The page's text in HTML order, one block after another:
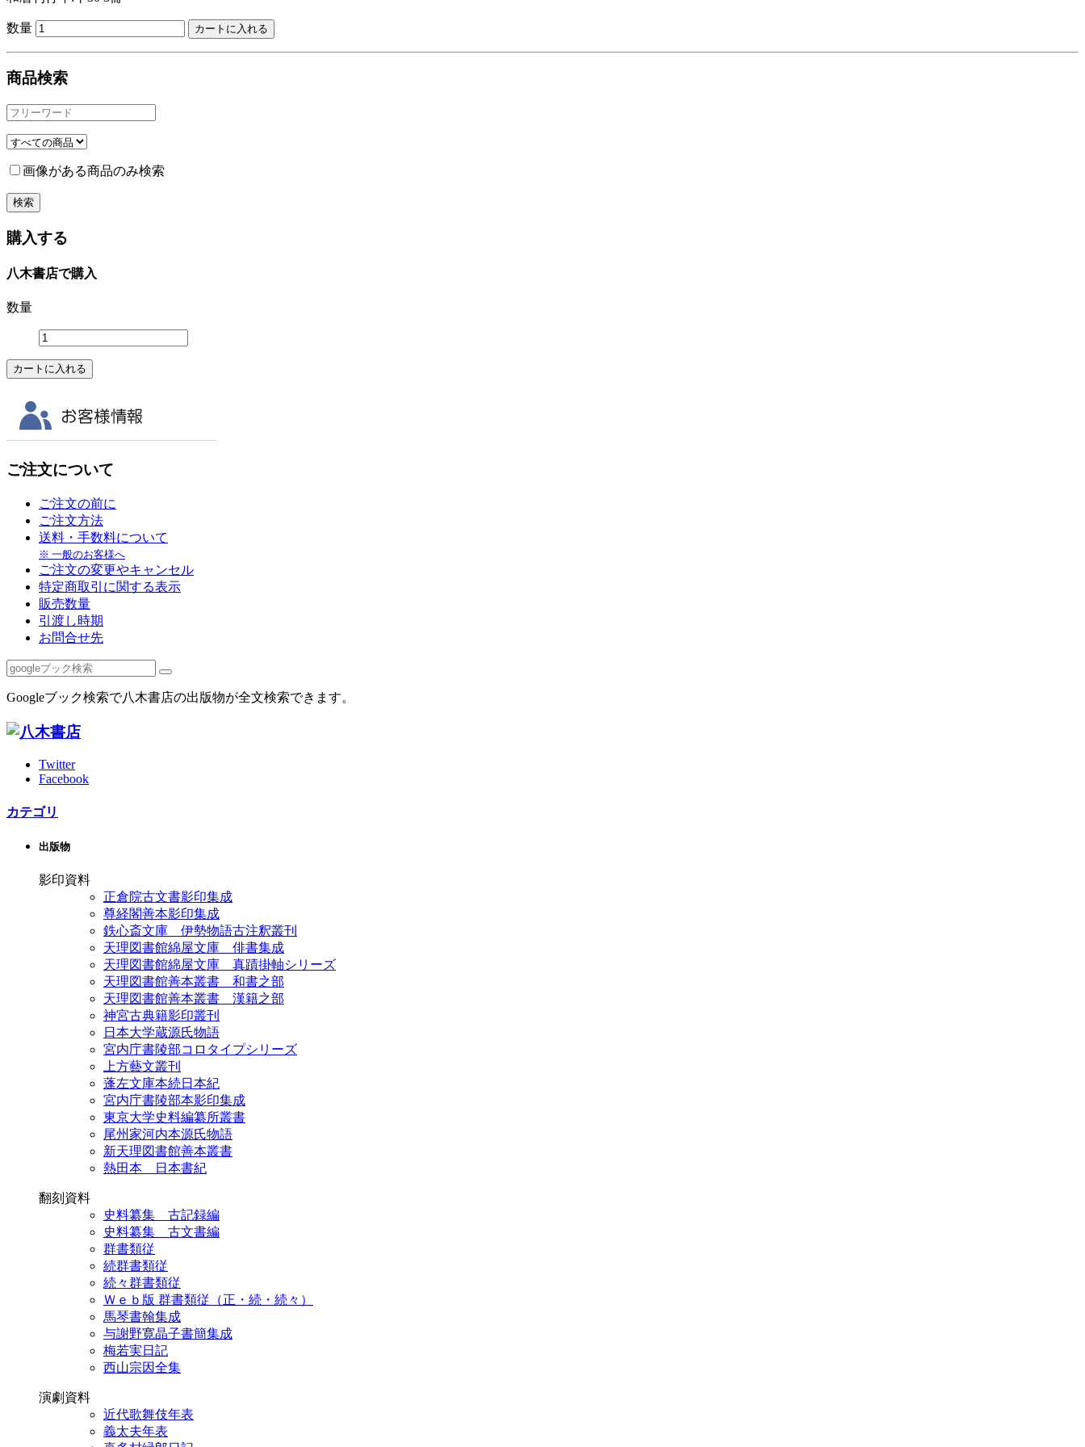
数量
商品検索
画像がある商品のみ検索
購入する
八木書店で購入
数量
ご注文について
ご注文の前に
ご注文方法
送料・手数料について
※ 一般のお客様へ
ご注文の変更やキャンセル
特定商取引に関する表示
販売数量
引渡し時期
お問合せ先
Googleブック検索で八木書店の出版物が全文検索できます。
Twitter
Facebook
カテゴリ
出版物
影印資料
正倉院古文書影印集成
尊経閣善本影印集成
鉄心斎文庫 伊勢物語古注釈叢刊
天理図書館綿屋文庫 俳書集成
天理図書館綿屋文庫 真蹟掛軸シリーズ
天理図書館善本叢書 和書之部
天理図書館善本叢書 漢籍之部
神宮古典籍影印叢刊
日本大学蔵源氏物語
宮内庁書陵部コロタイプシリーズ
上方藝文叢刊
蓬左文庫本続日本紀
宮内庁書陵部本影印集成
東京大学史料編纂所叢書
尾州家河内本源氏物語
新天理図書館善本叢書
熱田本 日本書紀
翻刻資料
史料纂集 古記録編
史料纂集 古文書編
群書類従
続群書類従
続々群書類従
Ｗｅｂ版 群書類従（正・続・続々）
馬琴書翰集成
与謝野寛晶子書簡集成
梅若実日記
西山宗因全集
演劇資料
近代歌舞伎年表
義太夫年表